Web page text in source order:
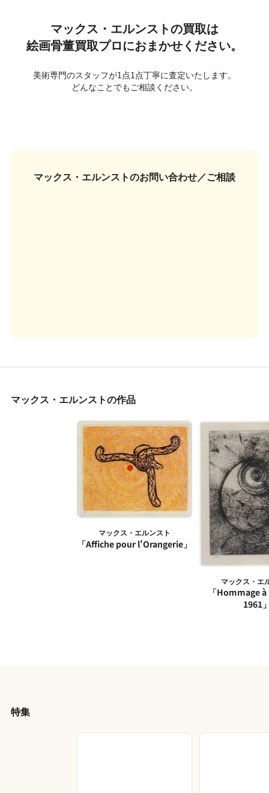
マックス・エルンストの買取は
絵画骨董買取プロにおまかせください。
美術専門のスタッフが1点1点丁寧に査定いたします。
どんなことでもご相談ください。
マックス・エルンストのお問い合わせ／ご相談
マックス・エルンストの作品
マックス・エルンスト
「Affiche pour l'Orangerie」
マックス・エ
「Hommage
1961
特集